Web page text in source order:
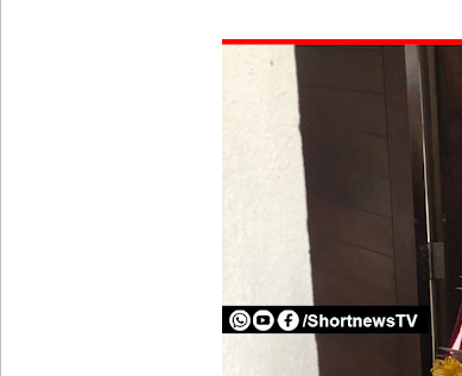
விலங்குகள், தேசிய நீர் வழங்கல்